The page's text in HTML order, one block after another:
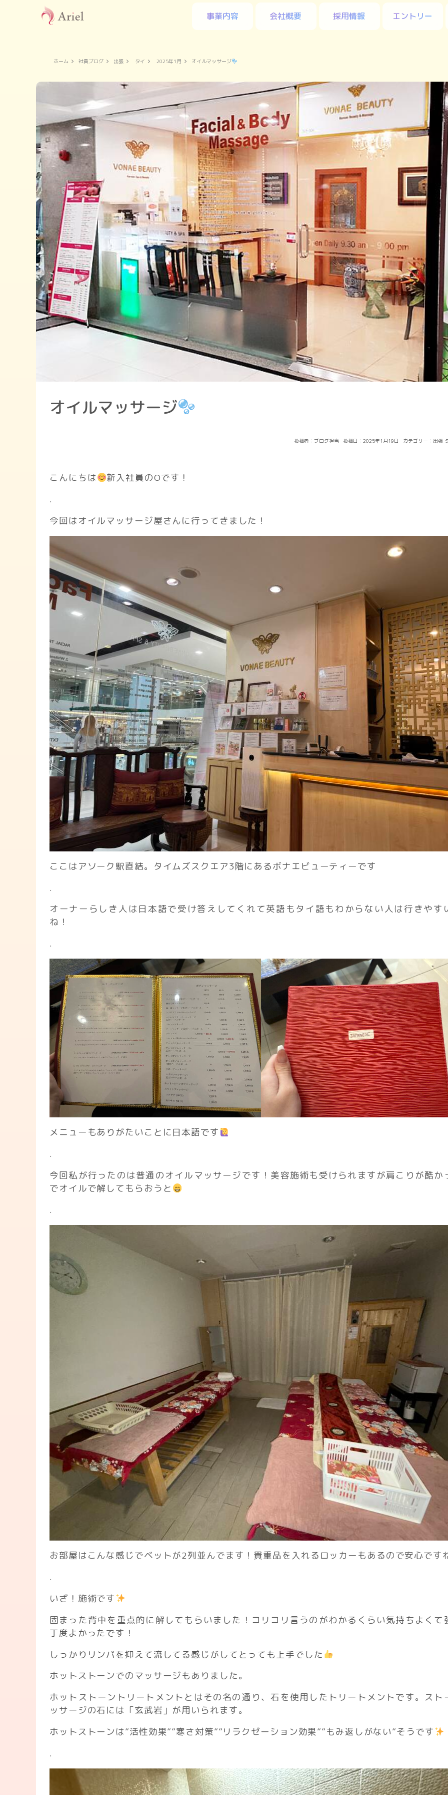
事業内容 会社概要 採用情報 エントリー
ホーム 社員ブログ 出張 タイ 2025年1月 オイルマッサージ
オイルマッサージ
投稿者： ブログ担当 投稿日：2025年1月19日 カテゴリー： 出張
こんにちは
新入社員のOです！
.
今回はオイルマッサージ屋さんに行ってきました！
ここはアソーク駅直結。タイムズスクエア3階にあるボナエビューティーです
.
オーナーらしき人は日本語で受け答えしてくれて英語もタイ語もわからない人は行きやす
ね！
.
メニューもありがたいことに日本語です
.
今回私が行ったのは普通のオイルマッサージです！美容施術も受けられますが肩こりが酷か
でオイルで解してもらおうと
.
お部屋はこんな感じでベットが2列並んでます！貴重品を入れるロッカーもあるので安心で
.
いざ！施術です
固まった背中を重点的に解してもらいました！コリコリ言うのがわかるくらい気持ちよくて
丁度よかったです！
しっかりリンパを抑えて流してる感じがしてとっても上手でした
ホットストーンでのマッサージもありました。
ホットストーントリートメントとはその名の通り、石を使用したトリートメントです。スト
ッサージの石には「玄武岩」が用いられます。
ホットストーンは”活性効果””寒さ対策””リラクゼーション効果””もみ返しがない”そうです
.